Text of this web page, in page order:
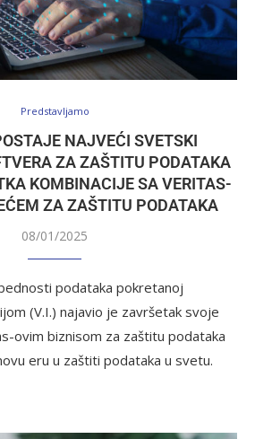
Predstavljamo
NAJVEĆI SVETSKI
ZA ZAŠTITU PODATAKA
KOMBINACIJE SA VERITAS-
ZA ZAŠTITU PODATAKA
08/01/2025
podataka pokretanoj
(V.I.) najavio je završetak svoje
ovim biznisom za zaštitu podataka
eru u zaštiti podataka u svetu.